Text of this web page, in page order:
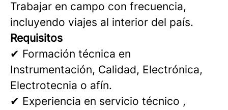
Trabajar en campo con frecuencia,
incluyendo viajes al interior del país.
Requisitos
✔ Formación técnica en
Instrumentación, Calidad, Electrónica,
Electrotecnia o afín.
✔ Experiencia en servicio técnico ,